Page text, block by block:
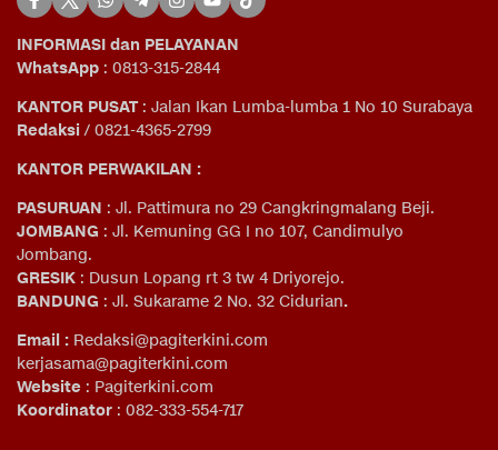
INFORMASI dan PELAYANAN
WhatsApp : 0813-315-2844
KANTOR PUSAT: Jalan Ikan Lumba-lumba 1 No 10 Surabaya
Redaksi / 0821-4365-2799
KANTOR PERWAKILAN :
PASURUAN : Jl. Pattimura no 29 Cangkringmalang Beji.
JOMBANG : Jl. Kemuning GG I no 107, Candimulyo
Jombang.
GRESIK : Dusun Lopang rt 3 tw 4 Driyorejo.
BANDUNG : Jl. Sukarame 2 No. 32 Cidurian.
Email : Redaksi@pagiterkini.com
kerjasama@pagiterkini.com
Website : Pagiterkini.com
Koordinator : 082-333-554-717